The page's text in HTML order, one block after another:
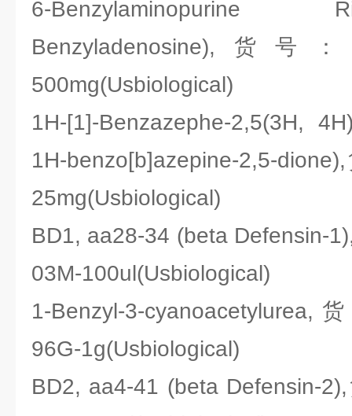
6-
Benzyladenosine),货号：
500mg(Usbiological)
1H-[1]-Benzazephe-2,5(3H,
1H-benzo[b]azepine-2,5-
25mg(Usbiological)
BD1, aa28-34 (beta Defensin-
03M-100ul(Usbiological)
1-Benzyl-3-cyanoacetylurea,
96G-1g(Usbiological)
BD2, aa4-41 (beta Defensin-